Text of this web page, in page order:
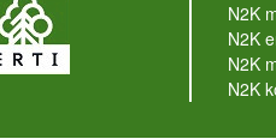
N2K
N2K
N2K
N2K